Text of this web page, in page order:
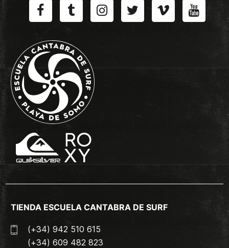
TIENDA ESCUELA CANTABRA DE SURF
(+34) 942 510 615
(+34) 609 482 823